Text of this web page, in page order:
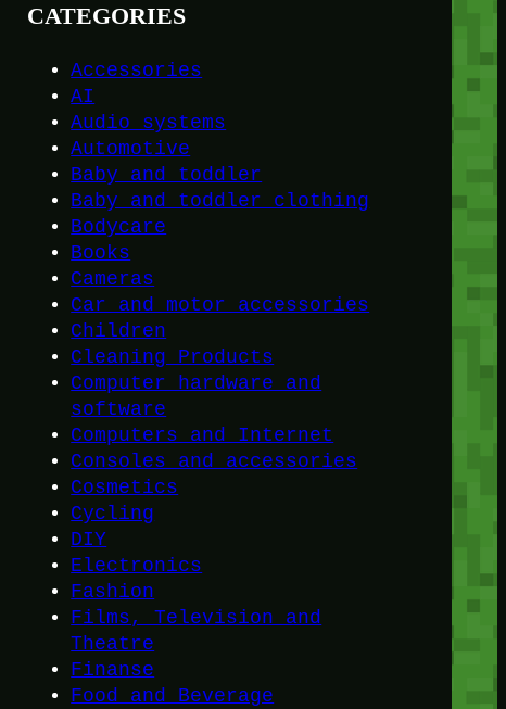
CATEGORIES
Accessories
AI
Audio systems
Automotive
Baby and toddler
Baby and toddler clothing
Bodycare
Books
Cameras
Car and motor accessories
Children
Cleaning Products
Computer hardware and
software
Computers and Internet
Consoles and accessories
Cosmetics
Cycling
DIY
Electronics
Fashion
Films, Television and
Theatre
Finanse
Food and Beverage